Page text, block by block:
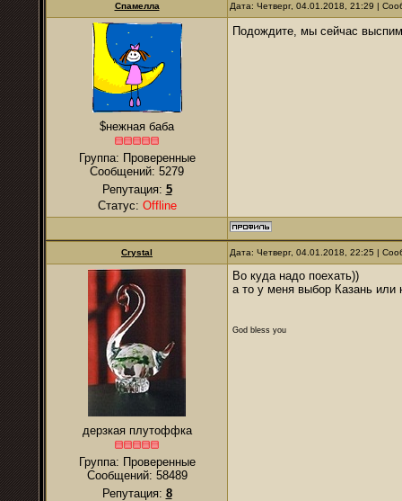
Спамелла Дата: Четверг, 04.01.2018, 21:29 |
$нежная баба
Группа: Проверенные
Сообщений: 5279
Репутация: 5
Статус: Offline
Подождите, мы сейчас
Crystal Дата: Четверг, 04.01.2018, 22:25 |
дерзкая плутоффка
Группа: Проверенные
Сообщений: 58489
Репутация: 8
Во куда надо поехать))
а то у меня выбор Казань или
God bless you